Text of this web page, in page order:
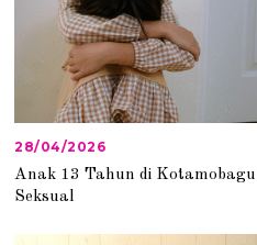
28/04/2026
8
/
/
Anak 13 Tahun di
Seksual